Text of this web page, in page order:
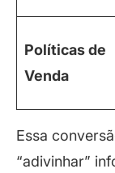
Políticas de
Venda
Essa
“adivinhar”